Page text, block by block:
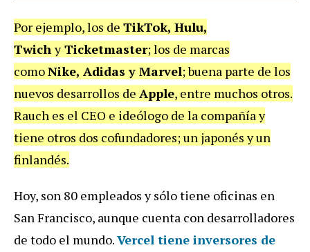
Por ejemplo, los de TikTok, Hulu,
TwichyTicketmaster; los de marcas
comoNike, Adidas y Marvel; buena parte de los
nuevos desarrollos de Apple, entre muchos otros.
Rauch es el CEO e ideólogo de la compañía y
tiene otros dos cofundadores; un japonés y un
finlandés.
Hoy, son 80 empleados y sólo tiene oficinas en
San Francisco, aunque cuenta con desarrolladores
de todo el mundo.Vercel tiene inversores de